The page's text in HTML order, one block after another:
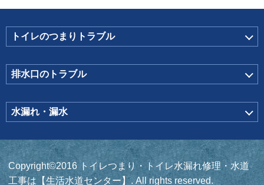
トイレのつまりトラブル
排水口のトラブル
水漏れ・漏水
Copyright©2016 トイレつまり・トイレ水漏れ修理・水道
工事は【生活水道センター】. All rights reserved.